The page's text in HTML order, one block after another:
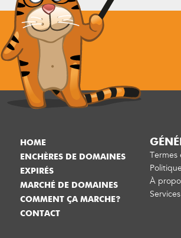
HOME
ENCHÈRES DE DOMAINES
EXPIRÉS
MARCHÉ DE DOMAINES
COMMENT ÇA MARCHE?
CONTACT
Termes
À
Services